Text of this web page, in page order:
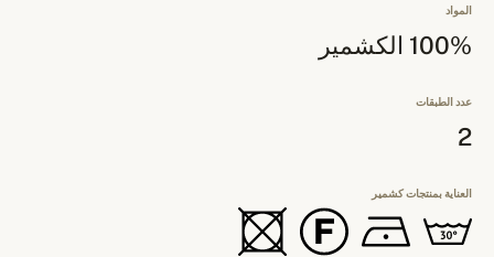
المواد
100% الكشمير
عدد الطبقات
2
العناية بمنتجات كشمير